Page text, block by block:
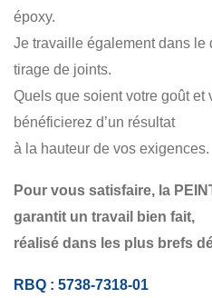
époxy.
Je travaille également dans le
tirage de joints.
Quels que soient votre goût et
bénéficierez d’un résultat
à la hauteur de vos exigences.
Pour vous satisfaire, la
garantit un travail bien fait,
réalisé dans les plus brefs
RBQ : 5738-7318-01